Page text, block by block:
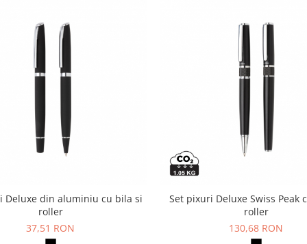
Deluxe din aluminiu cu bila si
roller
37,51 RON
Set pixuri Deluxe Swiss Peak
roller
130,68 RON